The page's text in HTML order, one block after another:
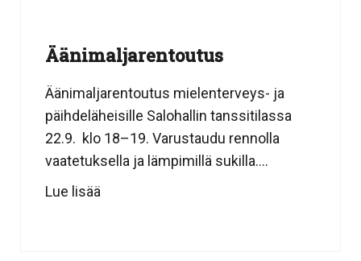
Äänimaljarentoutus
Äänimaljarentoutus mielenterveys- ja
päihdeläheisille Salohallin tanssitilassa
22.9. klo 18–19. Varustaudu rennolla
vaatetuksella ja lämpimillä sukilla....
Lue lisää